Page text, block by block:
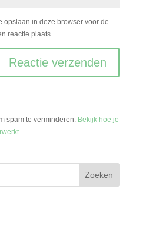
opslaan in deze browser voor de
reactie plaats.
spam te verminderen. Bekijk hoe je
.